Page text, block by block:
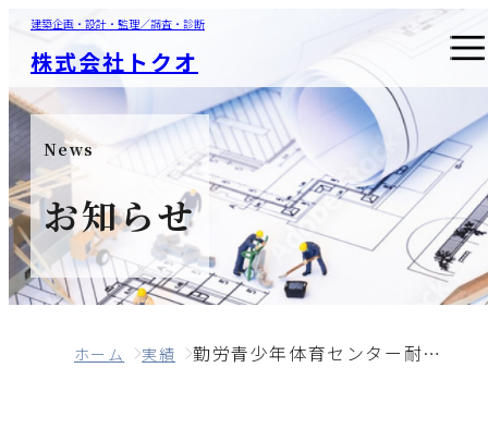
建築企画・設計・監理／調査・診断
株式会社トクオ
News
お知らせ
ホーム 実績 勤労青少年体育センター耐震補強ほか工事監理業務委託